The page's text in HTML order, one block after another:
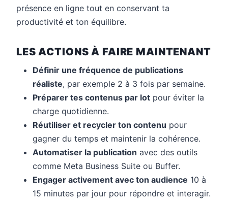
présence en ligne tout en conservant ta
productivité et ton équilibre.
LES ACTIONS À FAIRE MAINTENANT
Définir une fréquence de publications
réaliste, par exemple 2 à 3 fois par semaine.
Préparer tes contenus par lot pour éviter la
charge quotidienne.
Réutiliser et recycler ton contenu pour
gagner du temps et maintenir la cohérence.
Automatiser la publication avec des outils
comme Meta Business Suite ou Buffer.
Engager activement avec ton audience 10 à
15 minutes par jour pour répondre et interagir.